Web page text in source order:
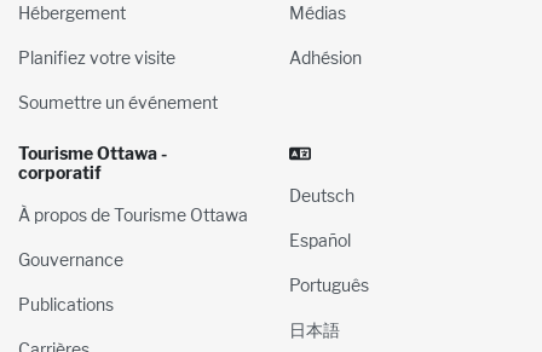
Hébergement
Planifiez votre visite
Soumettre un événement
Médias
Adhésion
Tourisme Ottawa -
corporatif
À propos de Tourisme Ottawa
Gouvernance
Publications
Deutsch
Español
Português
日本語